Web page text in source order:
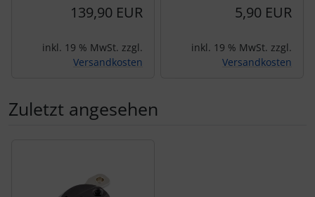
139,90 EUR
inkl. 19 % MwSt. zzgl.
Versandkosten
5,90 EUR
inkl. 19 % MwSt. zzgl.
Versandkosten
Zuletzt angesehen